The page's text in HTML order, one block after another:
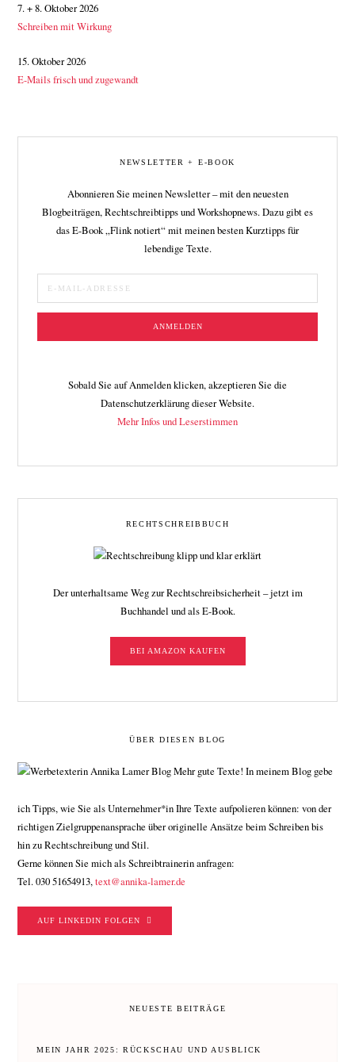
7. + 8. Oktober 2026
Schreiben mit Wirkung
15. Oktober 2026
E-Mails frisch und zugewandt
NEWSLETTER + E-BOOK
Abonnieren Sie meinen Newsletter – mit den neuesten
Blogbeiträgen, Rechtschreibtipps und Workshopnews. Dazu gibt es
das E-Book „Flink notiert“ mit meinen besten Kurztipps für
lebendige Texte.
Sobald Sie auf Anmelden klicken, akzeptieren Sie die
Datenschutzerklärung dieser Website.
Mehr Infos und Leserstimmen
RECHTSCHREIBBUCH
Der unterhaltsame Weg zur Rechtschreibsicherheit – jetzt im
Buchhandel und als E-Book.
BEI AMAZON KAUFEN
ÜBER DIESEN BLOG
Mehr gute Texte! In meinem Blog gebe
ich Tipps, wie Sie als Unternehmer*in Ihre Texte aufpolieren können: von der
richtigen Zielgruppenansprache über originelle Ansätze beim Schreiben bis
hin zu Rechtschreibung und Stil.
Gerne können Sie mich als Schreibtrainerin anfragen:
Tel. 030 51654913,text@annika-lamer.de
AUF LINKEDIN FOLGEN
NEUESTE BEITRÄGE
MEIN JAHR 2025: RÜCKSCHAU UND AUSBLICK